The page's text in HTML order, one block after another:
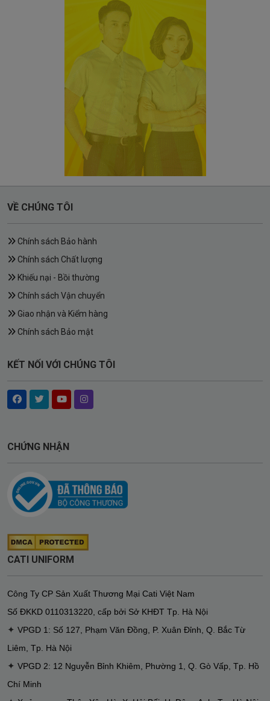
VỀ CHÚNG TÔI
Chính sách Bảo hành
Chính sách Chất lượng
Khiếu nại - Bồi thường
Chính sách Vận chuyển
Giao nhận và Kiểm hàng
Chính sách Bảo mật
KẾT NỐI VỚI CHÚNG TÔI
CHỨNG NHẬN
CATI UNIFORM
Công Ty CP Sản Xuất Thương Mại Cati Việt Nam
Số ĐKKD 0110313220 cấp bởi Sở KHĐT Tp. Hà Nội
✦ VPGD 1: Số 127, Phạm Văn Đồng, P. Xuân Đỉnh, Q. Bắc Từ
Liêm, Tp. Hà Nội
✦ VPGD 2: 12 Nguyễn Bỉnh Khiêm, Phường 1, Q. Gò Vấp, Tp. Hồ
Chí Minh